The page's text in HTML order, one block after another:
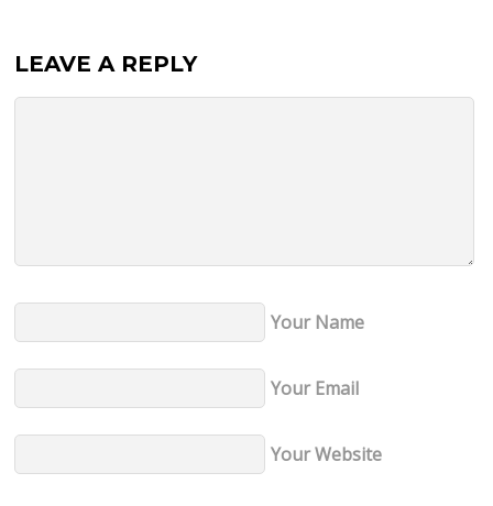
LEAVE A REPLY
Your Name
Your Email
Your Website